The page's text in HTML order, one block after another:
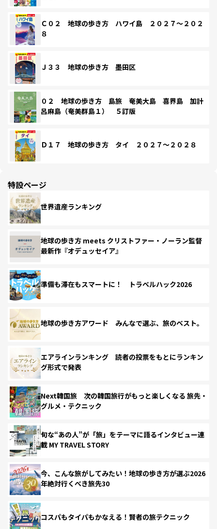
Ｃ０２ 地球の歩き方 ハワイ島 ２０２７～２０２
８
Ｊ３３ 地球の歩き方 墨田区
０２ 地球の歩き方 島旅 奄美大島 喜界島 加計
呂麻島（奄美群島１） ５訂版
Ｄ１７ 地球の歩き方 タイ ２０２７～２０２８
特設ページ
世界遺産ランキング
地球の歩き方 meets クリストファー・ノーラン監督
最新作『オデュッセイア』
準備も滞在もスマートに！ トラベルハック2026
地球の歩き方アワード みんなで選ぶ、旅のベスト。
エアラインランキング 読者の投票をもとにランキン
グ形式で発表
Next韓国旅 次の韓国旅行がもっと楽しくなる 旅先・
グルメ・テクニック
旬な“あの人”が「旅」をテーマに語るインタビュー連
載 MY TRAVEL STORY
今、こんな旅がしてみたい！地球の歩き方が選ぶ2026
年絶対行くべき旅先30
コスパもタイパもかなえる！賢者の旅テクニック